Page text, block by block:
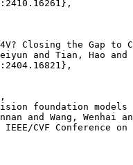
Closing the Gap to
and Tian, Hao
foundation
and Wang, Wenhai
CVF Conference